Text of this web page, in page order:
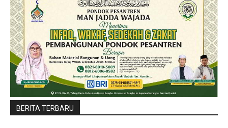
BERITA TERBARU